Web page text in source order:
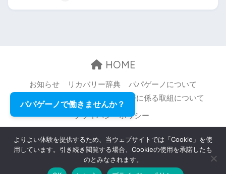
HOME
お知らせ リカバリー辞典
パパゲーノについて
職場環境等の改善に係る取組について
プライバシーポリシー
© 2026 Papageno,Inc. All rights reserved.
パパゲーノで働きませんか？
よりよい体験を提供するため、当ウェブサイトでは「Cookie」を使
用しています。引き続き閲覧する場合、Cookieの使用を承諾したも
のとみなされます。